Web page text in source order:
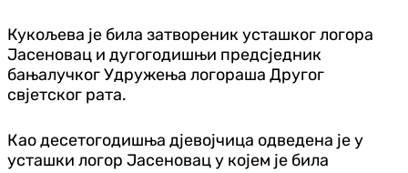
Кукољева је била затвореник усташког логора
Јасеновац и дугогодишњи предсједник
бањалучког Удружења логораша Другог
свјетског рата.
Као десетогодишња дјевојчица одведена је у
усташки логор Јасеновац у којем је била